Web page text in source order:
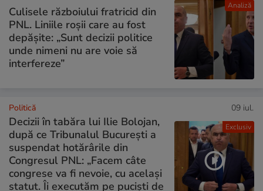
Analiză
Culisele războiului fratricid din
PNL. Liniile roșii care au fost
depășite: „Sunt decizii politice
unde nimeni nu are voie să
interfereze”
Exclusiv
Politică 09 iul.
Decizii în tabăra lui Ilie Bolojan,
după ce Tribunalul București a
suspendat hotărârile din
Congresul PNL: „Facem câte
congrese va fi nevoie, cu același
statut. Îi executăm pe puciști de